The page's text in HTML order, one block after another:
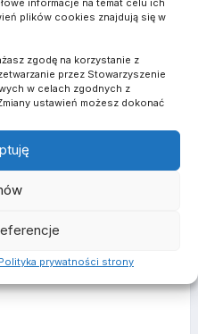
plików cookies znajdują się w
zgodę na korzystanie z
przez Stowarzyszenie
w celach zgodnych z
ustawień możesz dokonać
Polityka prywatności strony
0 0 0 0 0
0